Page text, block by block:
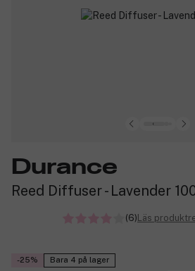
Durance
Reed Diffuser - Lavender
(6) Läs
-25% Bara 4 på lager